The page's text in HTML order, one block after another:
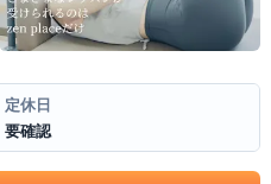
定休日
要確認